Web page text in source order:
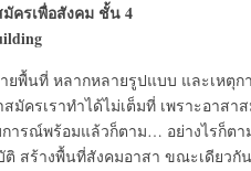
ครเพื่อสังคม ชั้น 4
พื้นที่ หลากหลายรูปแบบ และเหตุก
ครเราทำได้ไม่เต็มที่ เพราะอาส
ารณ์พร้อมแล้วก็ตาม… อย่างไรก็ตา
สร้างพื้นที่สังคมอาสา ขณะเดียวกั